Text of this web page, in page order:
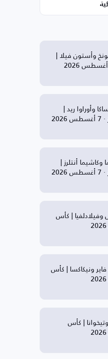
وأستون فيلا |
وأوراوا ريد |
وكاشيما أنتلرز |
وفيلادلفيا | كأس
ونيكاكسا | كأس
| كأس